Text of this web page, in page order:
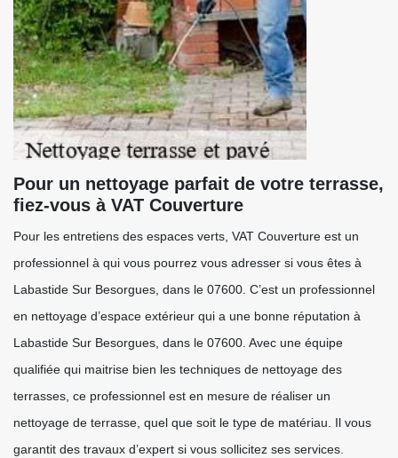
Pour un nettoyage parfait de votre terrasse,
fiez-vous à VAT Couverture
Pour les entretiens des espaces verts, VAT Couverture est un
professionnel à qui vous pourrez vous adresser si vous êtes à
Labastide Sur Besorgues, dans le 07600. C’est un professionnel
en nettoyage d’espace extérieur qui a une bonne réputation à
Labastide Sur Besorgues, dans le 07600. Avec une équipe
qualifiée qui maitrise bien les techniques de nettoyage des
terrasses, ce professionnel est en mesure de réaliser un
nettoyage de terrasse, quel que soit le type de matériau. Il vous
garantit des travaux d’expert si vous sollicitez ses services.